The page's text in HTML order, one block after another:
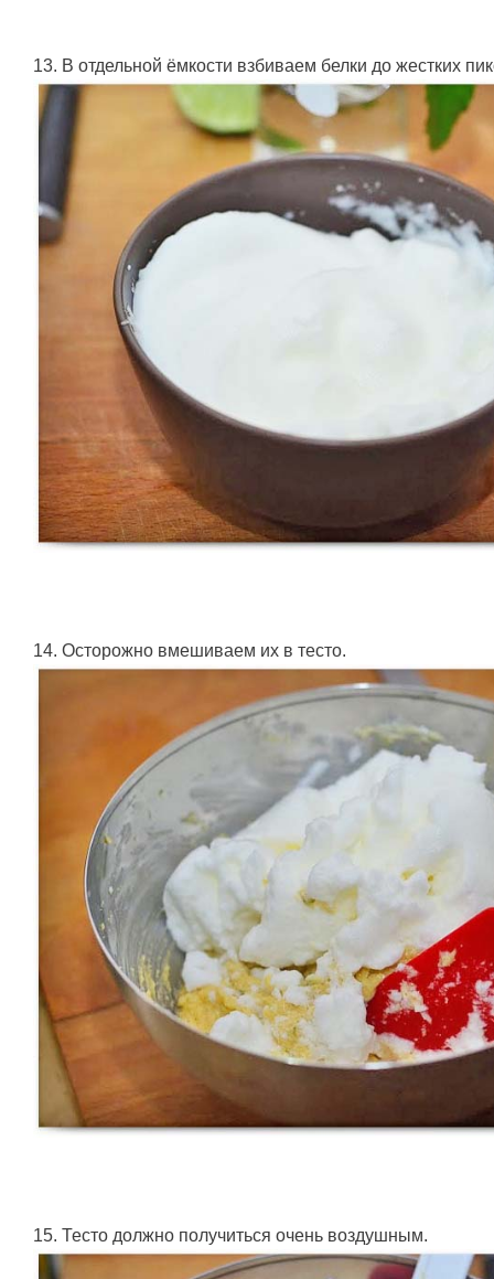
13. В отдельной ёмкости взбиваем белки до жестких
14. Осторожно вмешиваем их в тесто.
15. Тесто должно получиться очень воздушным.